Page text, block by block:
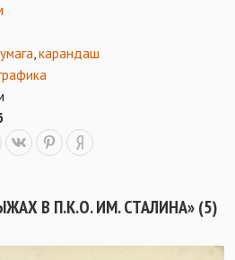
карандаш
В П.К.О. ИМ. СТАЛИНА» (5)